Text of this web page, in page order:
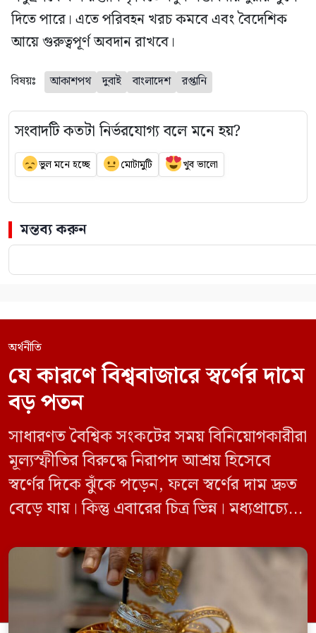
দিতে পারে। এতে পরিবহন খরচ কমবে এবং বৈদেশিক
আয়ে গুরুত্বপূর্ণ অবদান রাখবে।
বিষয়ঃ আকাশপথ দুবাই বাংলাদেশ রপ্তানি
সংবাদটি কতটা নির্ভরযোগ্য বলে মনে হয়?
ভুল মনে হচ্ছে মোটামুটি খুব ভালো
মন্তব্য করুন
অর্থনীতি
যে কারণে বিশ্ববাজারে স্বর্ণের দামে
বড় পতন
সাধারণত বৈশ্বিক সংকটের সময় বিনিয়োগকারীরা
মূল্যস্ফীতির বিরুদ্ধে নিরাপদ আশ্রয় হিসেবে
স্বর্ণের দিকে ঝুঁকে পড়েন, ফলে স্বর্ণের দাম দ্রুত
বেড়ে যায়। কিন্তু এবারের চিত্র ভিন্ন। মধ্যপ্রাচ্যে
এবার এমন চিত্র দেখা যাচ্ছে না। এর বদলে স্বর্ণের
দাম কমছে। জানুয়ারিতে প্রতি আউন্স স্বর্ণের দাম
ছিল ৫ হাজার ৩০৩ ডলার। গত শুক্রবার […]